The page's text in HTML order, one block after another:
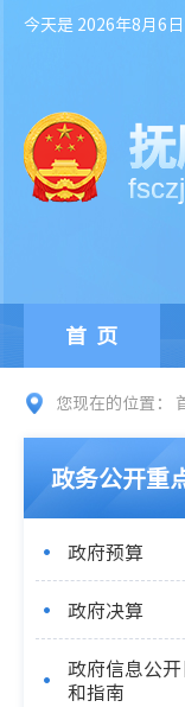
今天是 2026年8月6
首页
您现在的位置：
政务公开重
政府预算
政府决算
政府信息公
和指南